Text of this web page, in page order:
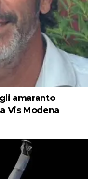
gli amaranto
Vis Modena